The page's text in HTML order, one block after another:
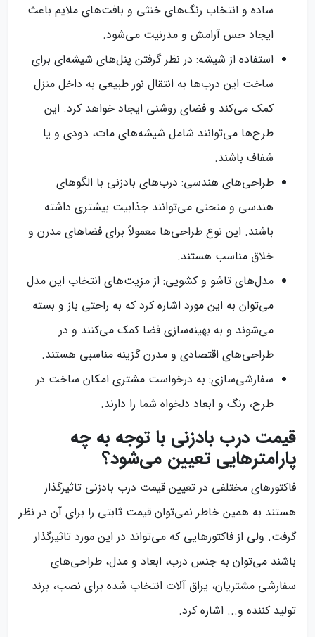
ساده و انتخاب رنگ‌های خنثی و بافت‌های ملایم باعث
ایجاد حس آرامش و مدرنیت می‌شود.
استفاده از شیشه: در نظر گرفتن پنل‌های شیشه‌ای برای
ساخت این درب‌ها به انتقال نور طبیعی به داخل منزل
کمک می‌کند و فضای روشنی ایجاد خواهد کرد. این
طرح‌ها می‌توانند شامل شیشه‌های مات، دودی و یا
شفاف باشند.
طراحی‌های هندسی: درب‌های بادزنی با الگوهای
هندسی و منحنی می‌توانند جذابیت بیشتری داشته
باشند. این نوع طراحی‌ها معمولاً برای فضاهای مدرن و
خلاق مناسب هستند.
مدل‌های تاشو و کشویی: از مزیت‌های انتخاب این مدل
می‌توان به این مورد اشاره کرد که به راحتی باز و بسته
می‌شوند و به بهینه‌سازی فضا کمک می‌کنند و در
طراحی‌های اقتصادی و مدرن گزینه مناسبی هستند.
سفارشی‌سازی: به درخواست مشتری امکان ساخت در
طرح، رنگ و ابعاد دلخواه شما را دارند.
قیمت درب بادزنی با توجه به چه
پارامترهایی تعیین می‌شود؟
فاکتورهای مختلفی در تعیین قیمت درب بادزنی تاثیرگذار
هستند به همین خاطر نمی‌توان قیمت ثابتی را برای آن در نظر
گرفت. ولی از فاکتورهایی که می‌تواند در این مورد تاثیرگذار
باشند می‌توان به جنس درب، ابعاد و مدل، طراحی‌های
سفارشی مشتریان، یراق آلات انتخاب شده برای نصب، برند
تولید کننده و... اشاره کرد.